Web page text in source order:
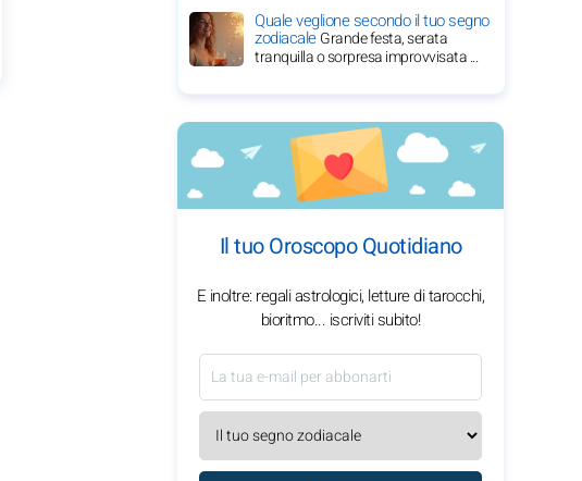
Quale veglione secondo il tuo segno
zodiacaleGrande festa, serata
tranquilla o sorpresa improvvisata ...
Il tuo Oroscopo Quotidiano
E inoltre: regali astrologici, letture di tarocchi,
bioritmo... iscriviti subito!